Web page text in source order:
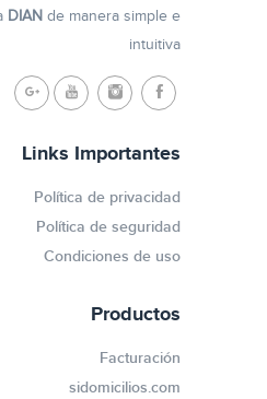
DIAN de manera simple e
intuitiva
Links Importantes
Política de privacidad
Política de seguridad
Condiciones de uso
Productos
Facturación
sidomicilios.com